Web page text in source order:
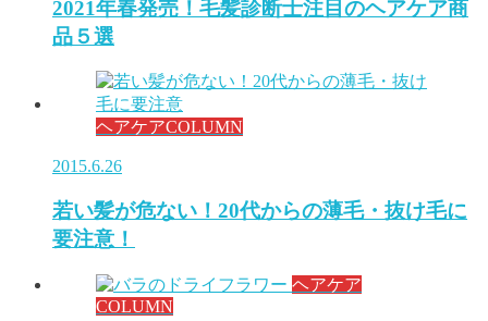
2021年春発売！毛髪診断士注目のヘアケア商
品５選
ヘアケアCOLUMN
2015.6.26
若い髪が危ない！20代からの薄毛・抜け毛に
要注意！
ヘアケア
COLUMN